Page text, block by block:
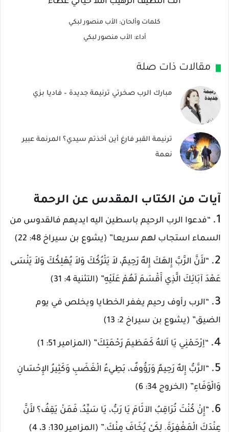
كلمات وألحان: الأب منصور لبكي
أداء: الأب منصور لبكي
مقالات ذات صلة
مبارك الرب صخرتي ترنيمة جديدة – فاديا بزي
ترنيمة القبر فارغ أين أخذتم سيدي؟ المرنمة عبير
نعمة
آيات من الكتاب المقدس عن الرحمة
1.
“فدعوا الرب الرحيم باسطين اليه ايديهم فالقدوس من
السماء استجاب لهم سريعا” (يشوع بن سيراخ 48: 22)
2.
“لأَنَّ الرَّبَّ إِلهَكَ إِلهٌ رَحِيمٌ، لاَ يَتْرُكُكَ وَلاَ يُهْلِكُكَ وَلاَ يَنْسَى
عَهْدَ آبَائِكَ الَّذِي أَقْسَمَ لَهُمْ عَلَيْهِ” (التثنية 4: 31)
3.
“الرب رأوف رحيم يغفر الخطايا ويخلص في يوم
الضيق” (يشوع بن سيراخ 2: 13)
4. “اِرْحَمْنِي يَا اَللهُ كَعَظيمَ رَحْمَتِكَ” (المزامير 51: 1)
5.
“الرَّبُّ إِلهٌ رَحِيمٌ وَرَؤُوفٌ، بَطِيءُ الْغَضَبِ وَكَثِيرُ الإِحْسَانِ
وَالْوَفَاءِ” (الخروج 34: 6)
6.
“إِنْ كُنْتَ تُرَاقِبُ الآثَامَ يَا رَبُّ، يَا سَيِّدُ، فَمَنْ يَقِفُ؟ لأَنَّ
عِنْدَكَ الْمَغْفِرَةَ. لِكَيْ يُخَافَ مِنْكَ.” (المزامير 130: 3، 4)